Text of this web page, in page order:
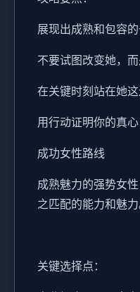
展现出成熟和包容
不要试图改变她，
在关键时刻站在她
用行动证明你的真心
成功女性路线
成熟魅力的强势女
之匹配的能力和魅力
关键选择点：